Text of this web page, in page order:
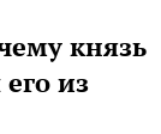
князь
из